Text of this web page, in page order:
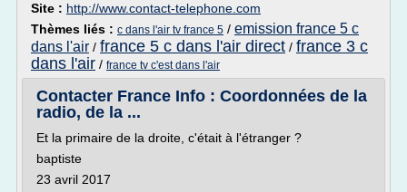
Site : http://www.contact-telephone.com
Thèmes liés : c dans l'air tv france 5 / emission france 5 c
dans l'air / france 5 c dans l'air direct / france 3 c
dans l'air / france tv c'est dans l'air
Contacter France Info : Coordonnées de la
radio, de la ...
Et la primaire de la droite, c'était à l'étranger ?
baptiste
23 avril 2017